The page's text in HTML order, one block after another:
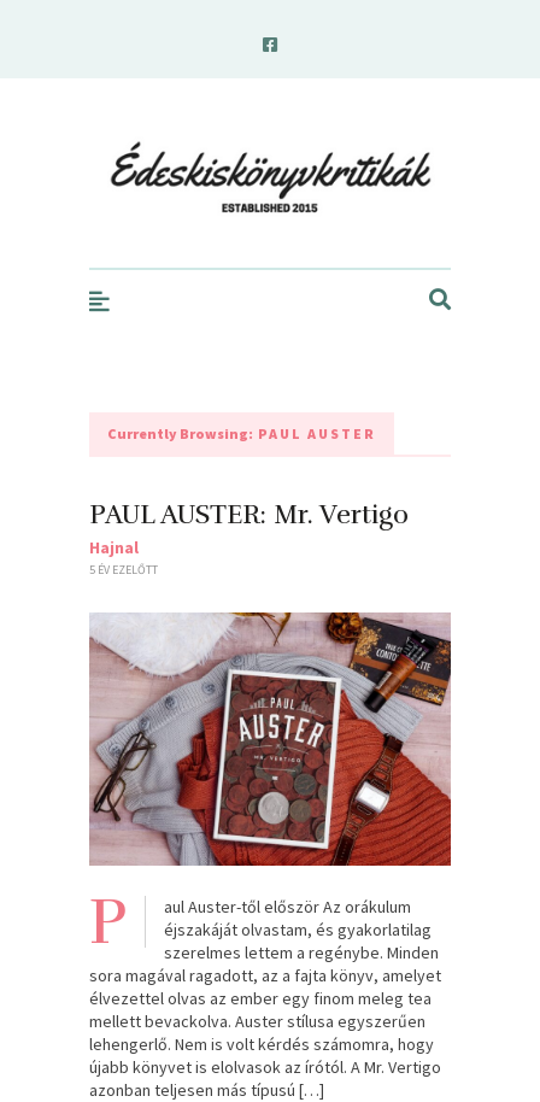
Currently Browsing: PAUL AUSTER
PAUL AUSTER: Mr. Vertigo
Hajnal
5 ÉV EZELŐTT
P
aul Auster-től először Az orákulum
éjszakáját olvastam, és gyakorlatilag
szerelmes lettem a regénybe. Minden
sora magával ragadott, az a fajta könyv, amelyet
élvezettel olvas az ember egy finom meleg tea
mellett bevackolva. Auster stílusa egyszerűen
lehengerlő. Nem is volt kérdés számomra, hogy
újabb könyvet is elolvasok az írótól. A Mr. Vertigo
azonban teljesen más típusú […]